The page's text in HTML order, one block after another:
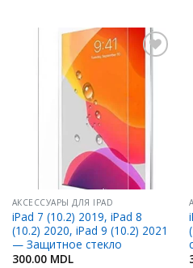
Добавить
АКСЕССУАРЫ ДЛЯ IPAD
iPad 7 (10.2) 2019, iPad 8
(10.2) 2020, iPad 9 (10.2) 2021
— Защитное стекло
300.00 MDL